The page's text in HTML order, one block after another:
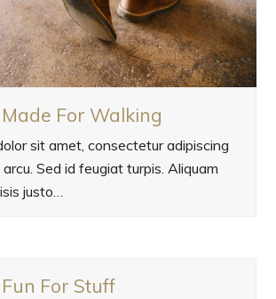
For Walking
sit amet, consectetur adipiscing
Sed id feugiat turpis. Aliquam
justo…
For Stuff